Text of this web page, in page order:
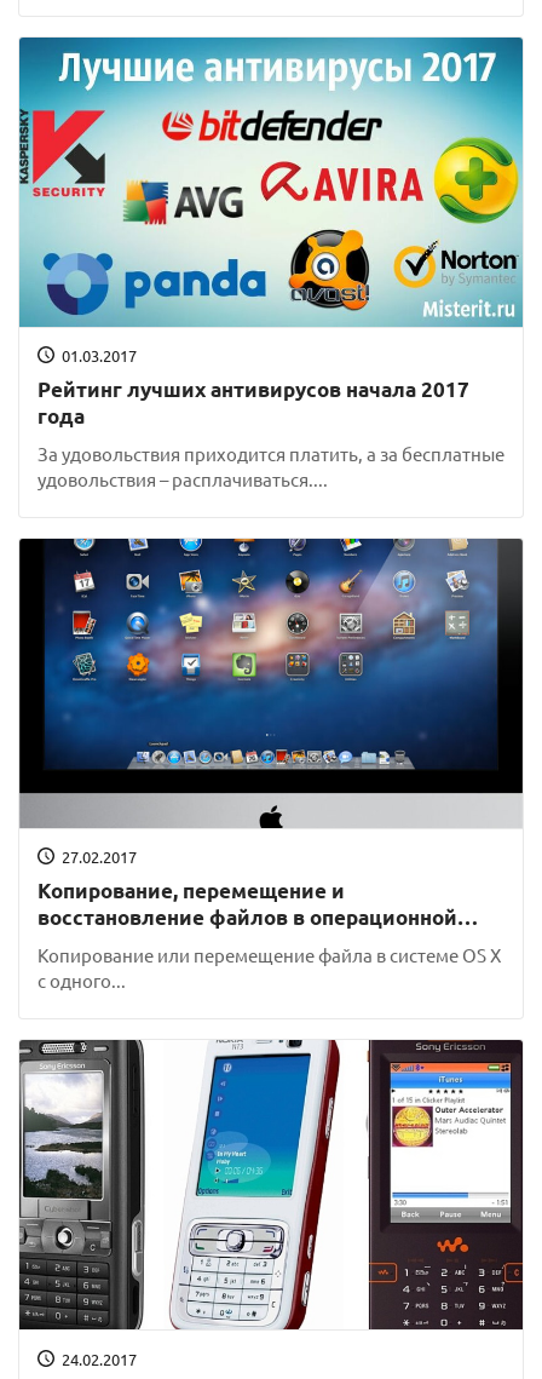
01.03.2017
Рейтинг лучших антивирусов начала 2017
года
За удовольствия приходится платить, а за бесплатные
удовольствия – расплачиваться....
27.02.2017
Копирование, перемещение и
восстановление файлов в операционной
системе Mac OS X
Копирование или перемещение файла в системе OS X
с одного...
24.02.2017